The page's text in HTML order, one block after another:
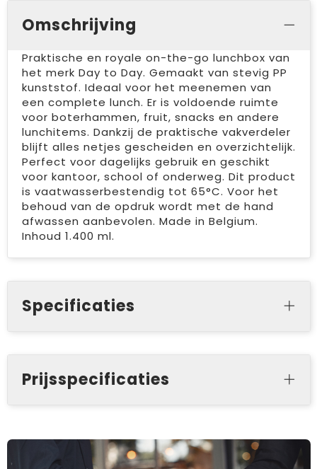
Omschrijving
Praktische en royale on-the-go lunchbox van
het merk Day to Day. Gemaakt van stevig PP
kunststof. Ideaal voor het meenemen van
een complete lunch. Er is voldoende ruimte
voor boterhammen, fruit, snacks en andere
lunchitems. Dankzij de praktische vakverdeler
blijft alles netjes gescheiden en overzichtelijk.
Perfect voor dagelijks gebruik en geschikt
voor kantoor, school of onderweg. Dit product
is vaatwasserbestendig tot 65°C. Voor het
behoud van de opdruk wordt met de hand
afwassen aanbevolen. Made in Belgium.
Inhoud 1.400 ml.
Specificaties
Prijsspecificaties